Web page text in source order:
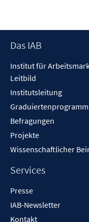
Footer
Das IAB
Institut für
Leitbild
Institutsleitung
Graduiertenprogramm
Befragungen
Projekte
Wissenschaftlicher
Services
Presse
IAB-Newsletter
Kontakt